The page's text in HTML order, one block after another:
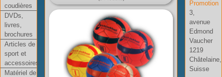
coudières
DVDs,
livres,
brochures
Articles de
sport et
accessoires
Matériel de
Promotion
3,
avenue
Edmond
Vaucher
1219
Châtelaine,
Suisse